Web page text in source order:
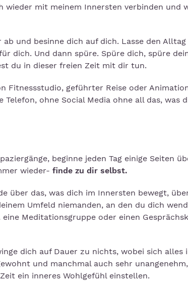
wieder mit meinem Innersten verbinden und
und besinne dich auf dich. Lasse den Alltag
dich. Und dann spüre. Spüre dich, spüre
du in dieser freien Zeit mit dir tun.
Fitnessstudio, geführter Reise oder
Telefon, ohne Social Media ohne all das, was
beginne jeden Tag einige Seiten
wieder- finde zu dir selbst.
über das, was dich im Innersten bewegt,
Umfeld niemanden, an den du dich
Meditationsgruppe oder einen
dich auf Dauer zu nichts, wobei sich alles
und manchmal auch sehr
ein inneres Wohlgefühl einstellen.